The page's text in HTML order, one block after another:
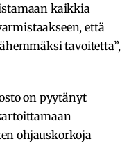
kaikkia
että
tavoitetta”,
on pyytänyt
ohjauskorkoja